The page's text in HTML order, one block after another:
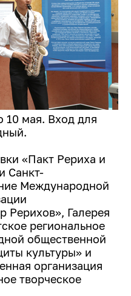
10 мая. Вход для
«Пакт Рериха и
Санкт-
Международной
Рерихов», Галерея
региональное
общественной
культуры» и
организация
творческое